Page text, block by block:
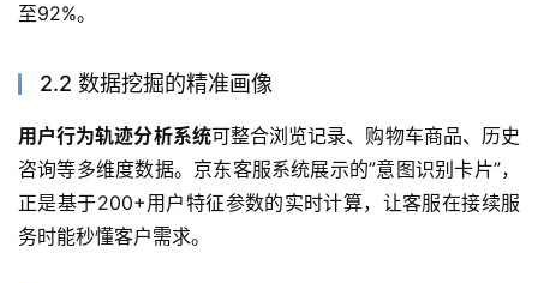
至92%。
2.2 数据挖掘的精准画像
用户行为轨迹分析系统可整合浏览记录、购物车商品、历史
咨询等多维度数据。京东客服系统展示的”意图识别卡片”，
正是基于200+用户特征参数的实时计算，让客服在接续服
务时能秒懂客户需求。